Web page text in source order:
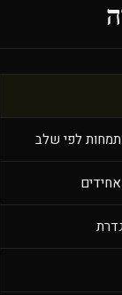
לפי שלב
אחידים